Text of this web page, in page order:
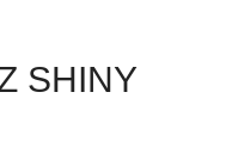
SHINY